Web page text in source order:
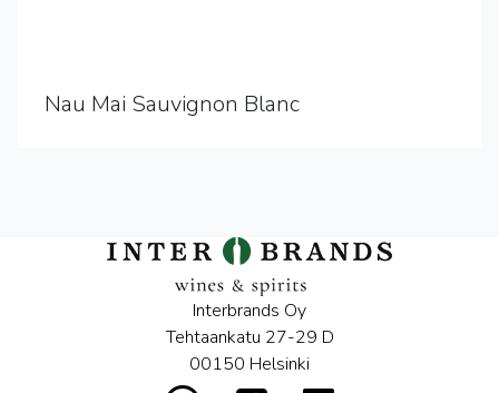
Nau Mai Sauvignon Blanc
Interbrands Oy
Tehtaankatu 27-29 D
00150 Helsinki